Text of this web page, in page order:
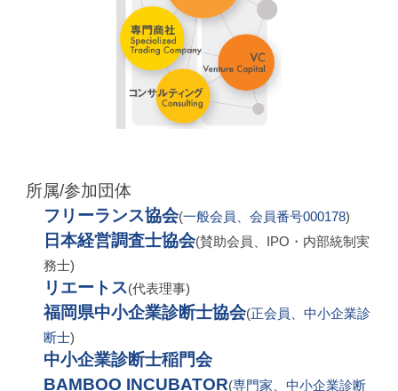
所属/参加団体
フリーランス協会(一般会員、会員番号000178)
日本経営調査士協会(賛助会員、IPO・内部統制実
務士)
リエートス(代表理事)
福岡県中小企業診断士協会(正会員、中小企業診
断士)
中小企業診断士稲門会
BAMBOO INCUBATOR(専門家 、中小企業診断